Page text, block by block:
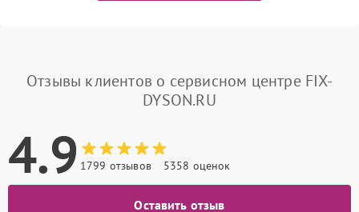
Отзывы клиентов о сервисном центре FIX-
DYSON.RU
4.9 1799 отзывов 5358 оценок
Оставить отзыв